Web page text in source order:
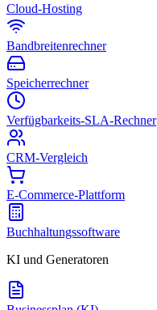
Cloud-Hosting
Bandbreitenrechner
Speicherrechner
Verfügbarkeits-SLA-Rechner
CRM-Vergleich
E-Commerce-Plattform
Buchhaltungssoftware
KI und Generatoren